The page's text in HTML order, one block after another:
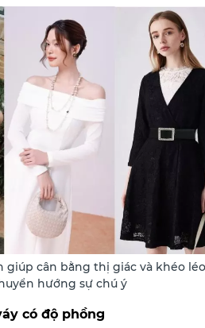
giúp cân bằng thị giác và khéo léo
hướng sự chú ý
có độ phồng